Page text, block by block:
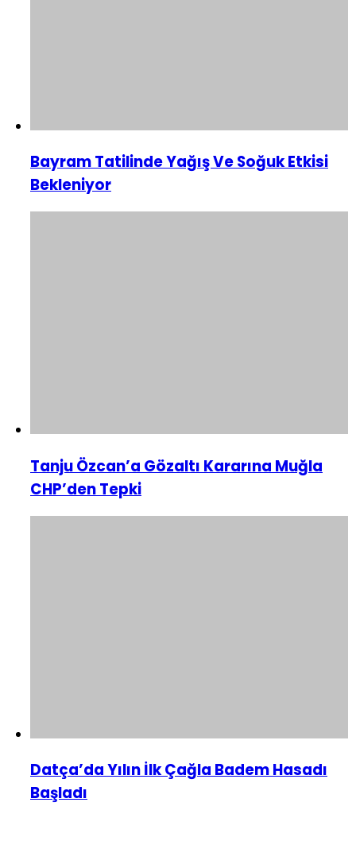
Bayram Tatilinde Yağış Ve Soğuk Etkisi
Bekleniyor
Tanju Özcan’a Gözaltı Kararına Muğla
CHP’den Tepki
Datça’da Yılın İlk Çağla Badem Hasadı
Başladı